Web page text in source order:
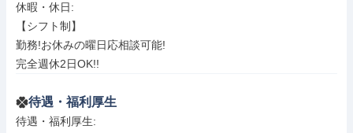
休暇・休日:
【シフト制】
勤務!お休みの曜日応相談可能!
完全週休2日OK!!
待遇・福利厚生
待遇・福利厚生: